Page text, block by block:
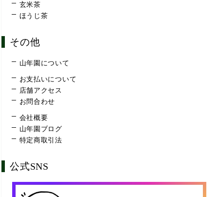
玄米茶
ほうじ茶
その他
山年園について
お支払いについて
店舗アクセス
お問合わせ
会社概要
山年園ブログ
特定商取引法
公式SNS